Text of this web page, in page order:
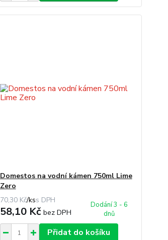
Domestos na vodní kámen 750ml Lime
Zero
70,30 Kč/ks
58,10 Kč bez DPH
Dodání 3 - 6
dnů
Přidat do košíku